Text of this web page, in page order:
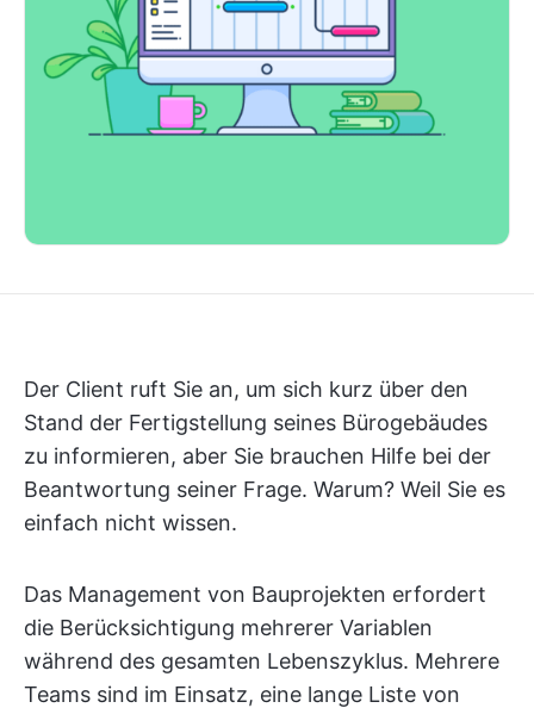
Der Client ruft Sie an, um sich kurz über den
Stand der Fertigstellung seines Bürogebäudes
zu informieren, aber Sie brauchen Hilfe bei der
Beantwortung seiner Frage. Warum? Weil Sie es
einfach nicht wissen.
Das Management von Bauprojekten erfordert
die Berücksichtigung mehrerer Variablen
während des gesamten Lebenszyklus. Mehrere
Teams sind im Einsatz, eine lange Liste von